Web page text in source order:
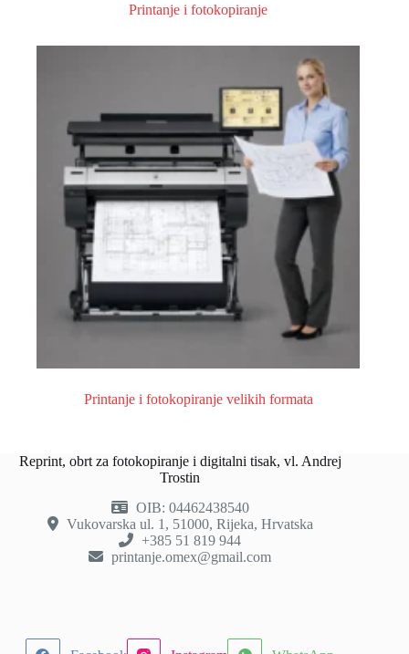
Printanje i fotokopiranje
Printanje i fotokopiranje velikih formata
Reprint, obrt za fotokopiranje i digitalni tisak, vl. Andrej
Trostin
OIB: 04462438540
Vukovarska ul. 1, 51000, Rijeka, Hrvatska
+385 51 819 944
printanje.omex@gmail.com